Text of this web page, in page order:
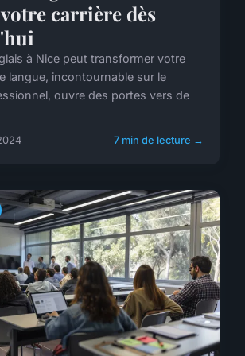
carrière dès
à Nice peut transformer votre
langue, incontournable sur le
ouvre des portes vers de
7 min de lecture →